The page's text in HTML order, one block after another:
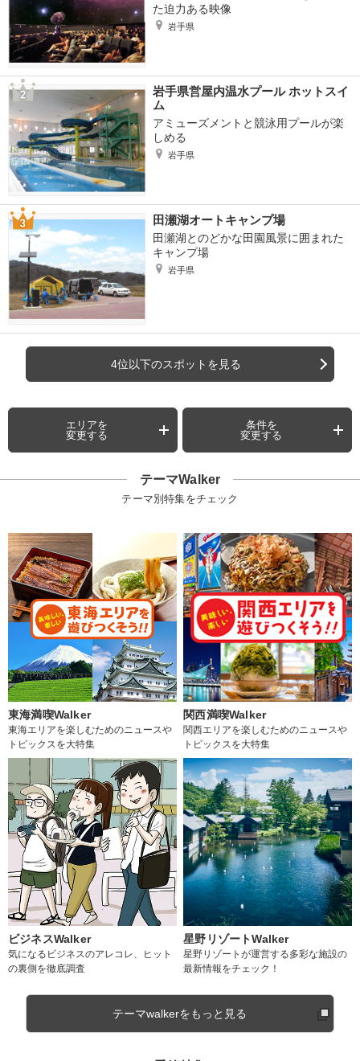
た迫力ある映像
岩手県
岩手県営屋内温水プール ホットスイ
ム
アミューズメントと競泳用プールが楽
しめる
岩手県
田瀬湖オートキャンプ場
田瀬湖とのどかな田園風景に囲まれた
キャンプ場
岩手県
4位以下のスポットを見る
エリアを
変更する
条件を
変更する
テーマWalker
テーマ別特集をチェック
東海満喫Walker
東海エリアを楽しむためのニュースや
トピックスを大特集
関西満喫Walker
関西エリアを楽しむためのニュースや
トピックスを大特集
ビジネスWalker
気になるビジネスのアレコレ、ヒット
の裏側を徹底調査
星野リゾートWalker
星野リゾートが運営する多彩な施設の
最新情報をチェック！
テーマwalkerをもっと見る